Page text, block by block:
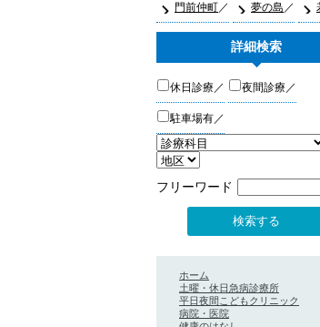
門前仲町 夢の島
詳細検索
休日診療 夜間診療
駐車場有
フリーワード
ホーム
土曜・休日急病診療所
平日夜間こどもクリニック
病院・医院